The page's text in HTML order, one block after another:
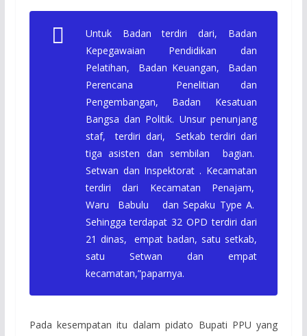
Untuk Badan terdiri dari, Badan
Kepegawaian Pendidikan dan
Pelatihan, Badan Keuangan, Badan
Perencana Penelitian dan
Pengembangan, Badan Kesatuan
Bangsa dan Politik. Unsur penunjang
staf, terdiri dari, Setkab terdiri dari
tiga asisten dan sembilan bagian.
Setwan dan Inspektorat . Kecamatan
terdiri dari Kecamatan Penajam,
Waru Babulu dan Sepaku Type A.
Sehingga terdapat 32 OPD terdiri dari
21 dinas, empat badan, satu setkab,
satu Setwan dan empat
kecamatan,”paparnya.
Pada kesempatan itu dalam pidato Bupati PPU yang